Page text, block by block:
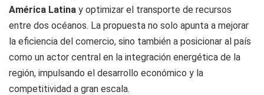
América Latina y optimizar el transporte de recursos
entre dos océanos. La propuesta no solo apunta a mejorar
la eficiencia del comercio, sino también a posicionar al país
como un actor central en la integración energética de la
región, impulsando el desarrollo económico y la
competitividad a gran escala.